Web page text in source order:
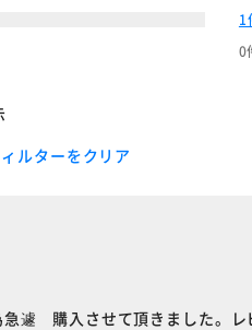
1
0
ルターをクリア
遽 購入させて頂きました。